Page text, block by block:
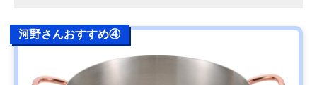
河野さんおすすめ④